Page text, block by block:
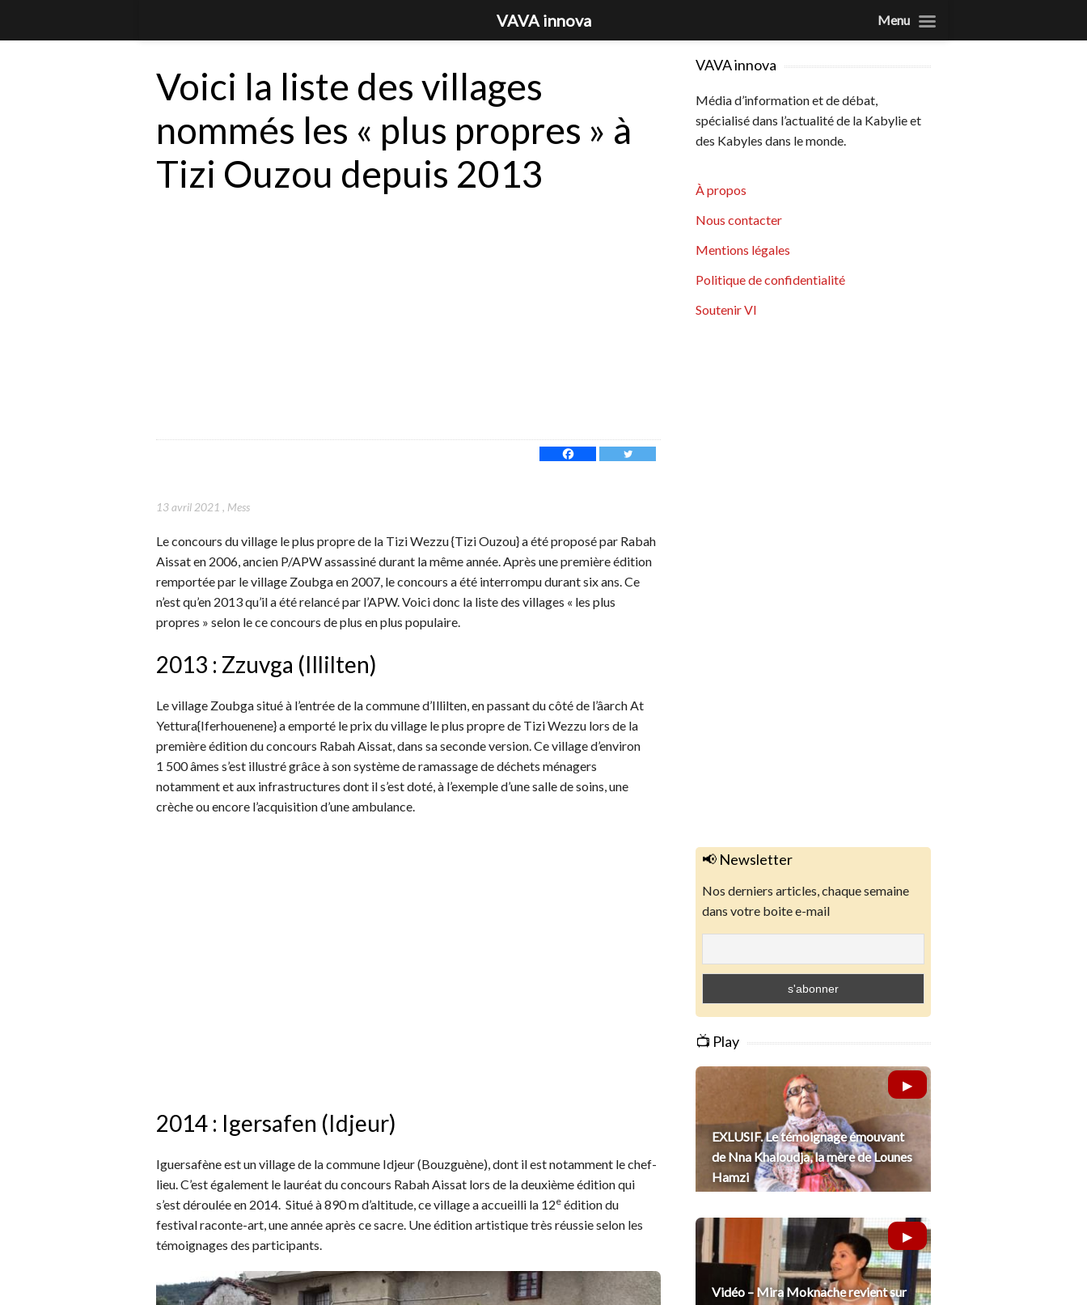
Voici la liste des villages
nommés les « plus propres » à
Tizi Ouzou depuis 2013
13 avril 2021 , Mess
Le concours du village le plus propre de la Tizi Wezzu {Tizi Ouzou} a été proposé par Rabah
Aissat en 2006, ancien P/APW assassiné durant la même année. Après une première édition
remportée par le village Zoubga en 2007, le concours a été interrompu durant six ans. Ce
n’est qu’en 2013 qu’il a été relancé par l’APW. Voici donc la liste des villages « les plus
propres » selon le ce concours de plus en plus populaire.
2013 : Zzuvga (Illilten)
Le village Zoubga situé à l’entrée de la commune d’Illilten, en passant du côté de l’âarch At
Yettura{Iferhouenene} a emporté le prix du village le plus propre de Tizi Wezzu lors de la
première édition du concours Rabah Aissat, dans sa seconde version. Ce village d’environ
1 500 âmes s’est illustré grâce à son système de ramassage de déchets ménagers
notamment et aux infrastructures dont il s’est doté, à l’exemple d’une salle de soins, une
crèche ou encore l’acquisition d’une ambulance.
2014 : Igersafen (Idjeur)
Iguersafène est un village de la commune Idjeur (Bouzguène), dont il est notamment le chef-
lieu. C’est également le lauréat du concours Rabah Aissat lors de la deuxième édition qui
s’est déroulée en 2014. Situé à 890 m d’altitude, ce village a accueilli la 12e édition du
festival raconte-art, une année après ce sacre. Une édition artistique très réussie selon les
témoignages des participants.
VAVA innova
Média d’information et de débat,
spécialisé dans l’actualité de la Kabylie et
des Kabyles dans le monde.
À propos
Nous contacter
Mentions légales
Politique de confidentialité
Soutenir VI
📢 Newsletter
Nos derniers articles, chaque semaine
dans votre boite e-mail
📺 Play
EXLUSIF. Le témoignage émouvant
de Nna Khaloudja, la mère de Lounes
Hamzi
Vidéo – Mira Moknache revient sur
VAVA innova Menu